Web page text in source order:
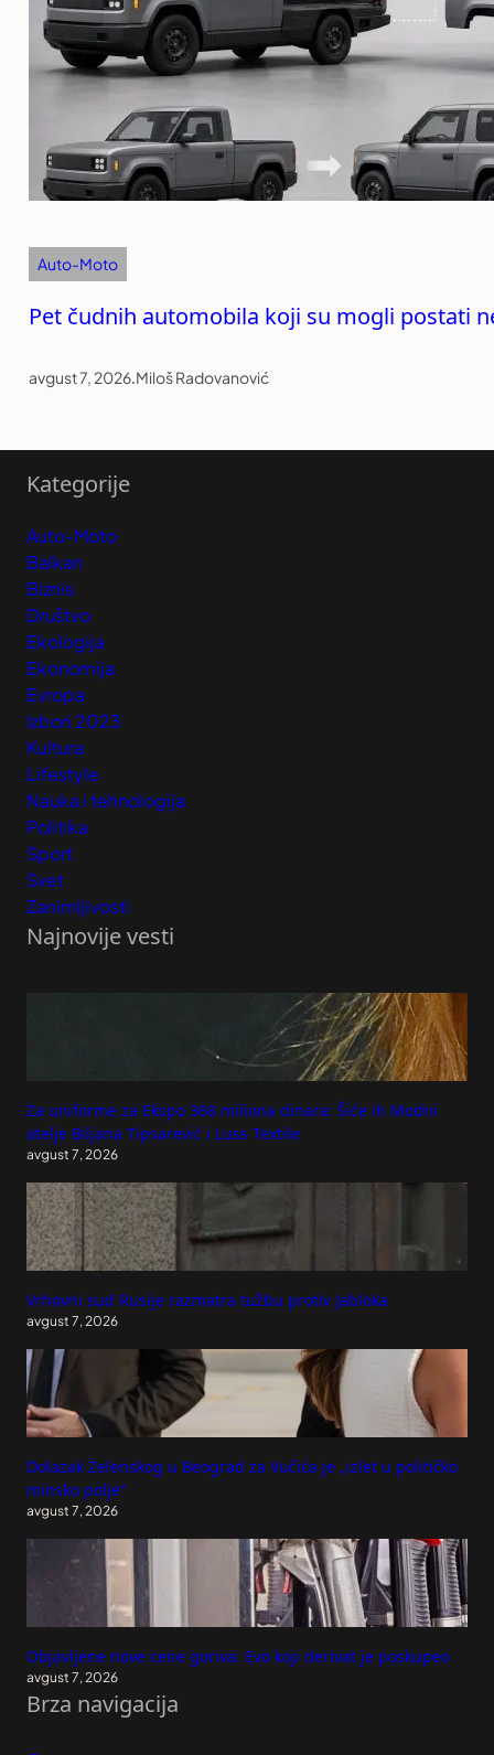
Auto-Moto
Pet čudnih automobila koji su mogli postati
avgust 7, 2026.Miloš Radovanović
Kategorije
Auto-Moto
Balkan
Biznis
Društvo
Ekologija
Ekonomija
Evropa
Izbori 2023
Kultura
Lifestyle
Nauka i tehnologija
Politika
Sport
Svet
Zanimljivosti
Najnovije vesti
Za uniforme za Ekspo 368 miliona dinara: Šiće ih Modni
atelje Biljana Tipsarević i Luss Textile
avgust 7, 2026
Vrhovni sud Rusije razmatra tužbu protiv Jabloka
avgust 7, 2026
Dolazak Zelenskog u Beograd za Vučića je „izlet u političko
minsko polje“
avgust 7, 2026
Objavljene nove cene goriva: Evo koji derivat je poskupeo
avgust 7, 2026
Brza navigacija